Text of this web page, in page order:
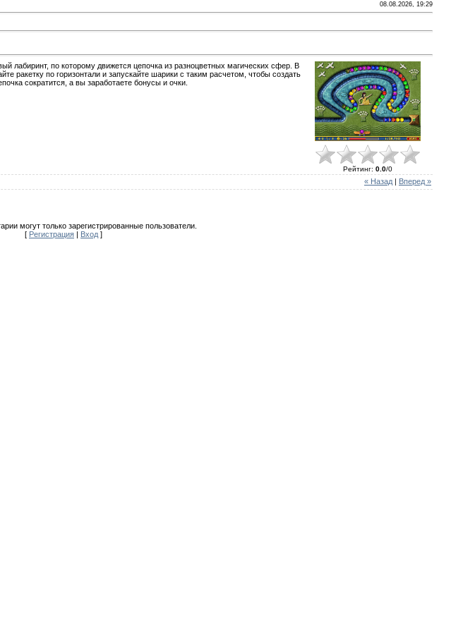
08.08.2026, 19:29
лабиринт, по которому движется цепочка из разноцветных магических сфер. В
ракетку по горизонтали и запускайте шарики с таким расчетом, чтобы создать
сократится, а вы заработаете бонусы и очки.
Рейтинг: 0.0/0
« Назад| Вперед »
могут только зарегистрированные пользователи.
[ Регистрация| Вход]